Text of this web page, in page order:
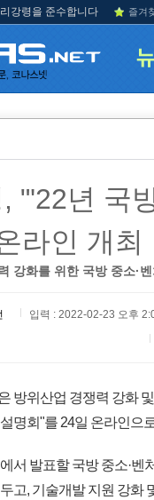
강령을 준수합니다 즐겨
"'22년 국
라인 개최
강화를 위한 국방 중소·
입력 : 2022-02-23 오후
방위산업 경쟁력 강화
명회"를 24일 온라인으
서 발표할 국방 중소·벤
고, 기술개발 지원 강화